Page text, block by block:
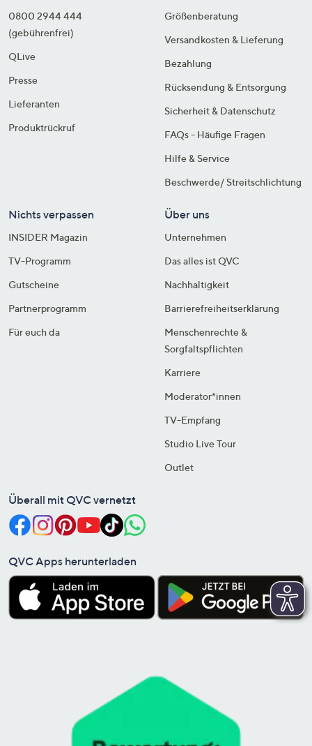
0800 2944 444
(gebührenfrei)
QLive
Presse
Lieferanten
Produktrückruf
Größenberatung
Versandkosten & Lieferung
Bezahlung
Rücksendung & Entsorgung
Sicherheit & Datenschutz
FAQs - Häufige Fragen
Hilfe & Service
Beschwerde/ Streitschlichtung
Nichts verpassen
INSIDER Magazin
TV-Programm
Gutscheine
Partnerprogramm
Für euch da
Über uns
Unternehmen
Das alles ist QVC
Nachhaltigkeit
Barrierefreiheitserklärung
Menschenrechte &
Sorgfaltspflichten
Karriere
Moderator*innen
TV-Empfang
Studio Live Tour
Outlet
Überall mit QVC vernetzt
QVC Apps herunterladen